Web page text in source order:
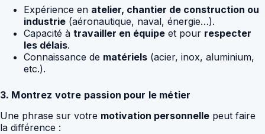
Expérience en atelier, chantier de construction ou
industrie (aéronautique, naval, énergie…).
Capacité à travailler en équipe et pour respecter
les délais.
Connaissance de matériels (acier, inox, aluminium,
etc.).
3. Montrez votre passion pour le métier
Une phrase sur votre motivation personnelle peut faire
la différence :